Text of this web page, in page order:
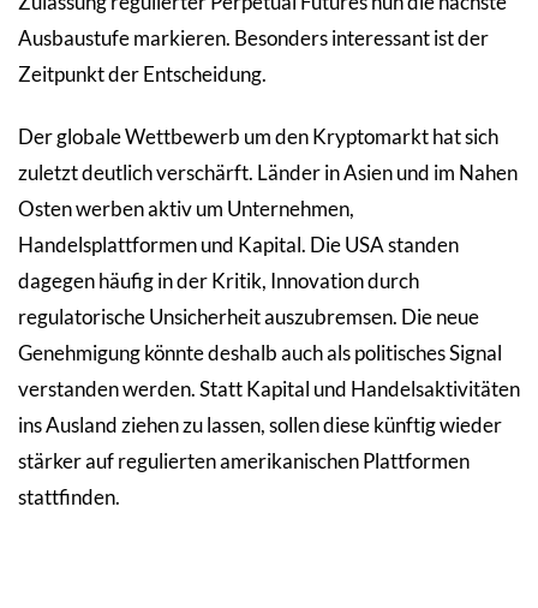
Ausbaustufe markieren. Besonders interessant ist der
Zeitpunkt der Entscheidung.
Der globale Wettbewerb um den Kryptomarkt hat sich
zuletzt deutlich verschärft. Länder in Asien und im Nahen
Osten werben aktiv um Unternehmen,
Handelsplattformen und Kapital. Die USA standen
dagegen häufig in der Kritik, Innovation durch
regulatorische Unsicherheit auszubremsen. Die neue
Genehmigung könnte deshalb auch als politisches Signal
verstanden werden. Statt Kapital und Handelsaktivitäten
ins Ausland ziehen zu lassen, sollen diese künftig wieder
stärker auf regulierten amerikanischen Plattformen
stattfinden.